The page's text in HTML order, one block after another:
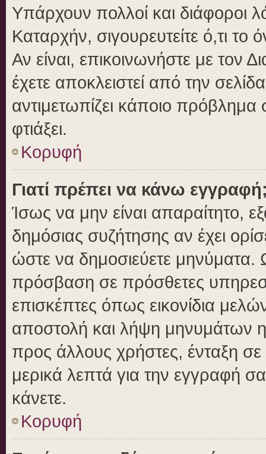
Υπάρχουν πολλοί και διάφοροι
Καταρχήν, σιγουρευτείτε ό,τι
Αν είναι, επικοινωνήστε με τον
έχετε αποκλειστεί από την
αντιμετωπίζει κάποιο πρόβλημα
φτιάξει.
Κορυφή
Γιατί πρέπει να κάνω
Ίσως να μην είναι απαραίτητο,
δημόσιας συζήτησης αν έχει
ώστε να δημοσιεύετε μηνύματα.
πρόσβαση σε πρόσθετες
επισκέπτες όπως εικονίδια
αποστολή και λήψη μηνυμάτων
προς άλλους χρήστες, ένταξη
μερικά λεπτά για την εγγραφή
κάνετε.
Κορυφή